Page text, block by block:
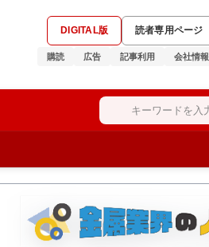
DIGITAL版 読者専用ページ
購読 広告 記事利用 会社情報